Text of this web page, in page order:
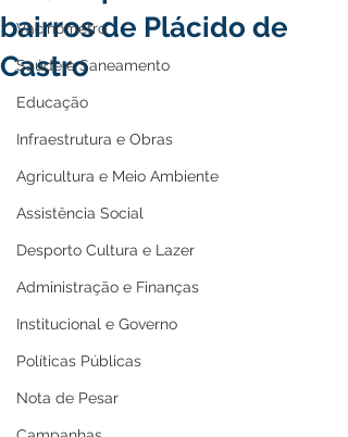
Vacinômetro
Saúde e Saneamento
Educação
Infraestrutura e Obras
Agricultura e Meio Ambiente
Assistência Social
Desporto Cultura e Lazer
Administração e Finanças
Institucional e Governo
Políticas Públicas
Nota de Pesar
bairros de Plácido de
Castro